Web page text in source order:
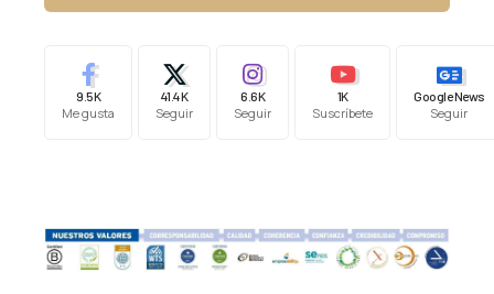
9.5K
Me gusta
41.4K
Seguir
6.6K
Seguir
1K
Suscríbete
Google News
Seguir